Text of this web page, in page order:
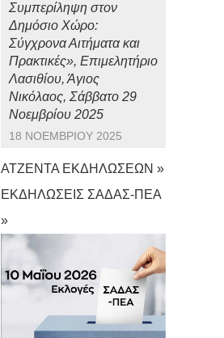
Συμπερίληψη στον
Δημόσιο Χώρο:
Σύγχρονα Αιτήματα και
Πρακτικές», Επιμελητήριο
Λασιθίου, Άγιος
Νικόλαος, Σάββατο 29
Νοεμβρίου 2025
18 ΝΟΕΜΒΡΊΟΥ 2025
ΑΤΖΕΝΤΑ ΕΚΔΗΛΩΣΕΩΝ »
ΕΚΔΗΛΩΣΕΙΣ ΣΑΔΑΣ-ΠΕΑ
»